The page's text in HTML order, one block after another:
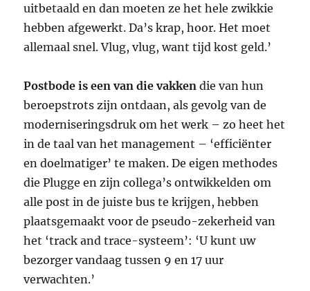
uitbetaald en dan moeten ze het hele zwikkie
hebben afgewerkt. Da’s krap, hoor. Het moet
allemaal snel. Vlug, vlug, want tijd kost geld.’
Postbode is een van die vakken die van hun
beroepstrots zijn ontdaan, als gevolg van de
moderniseringsdruk om het werk – zo heet het
in de taal van het management – ‘efficiënter
en doelmatiger’ te maken. De eigen methodes
die Plugge en zijn collega’s ontwikkelden om
alle post in de juiste bus te krijgen, hebben
plaatsgemaakt voor de pseudo-zekerheid van
het ‘track and trace-systeem’: ‘U kunt uw
bezorger vandaag tussen 9 en 17 uur
verwachten.’